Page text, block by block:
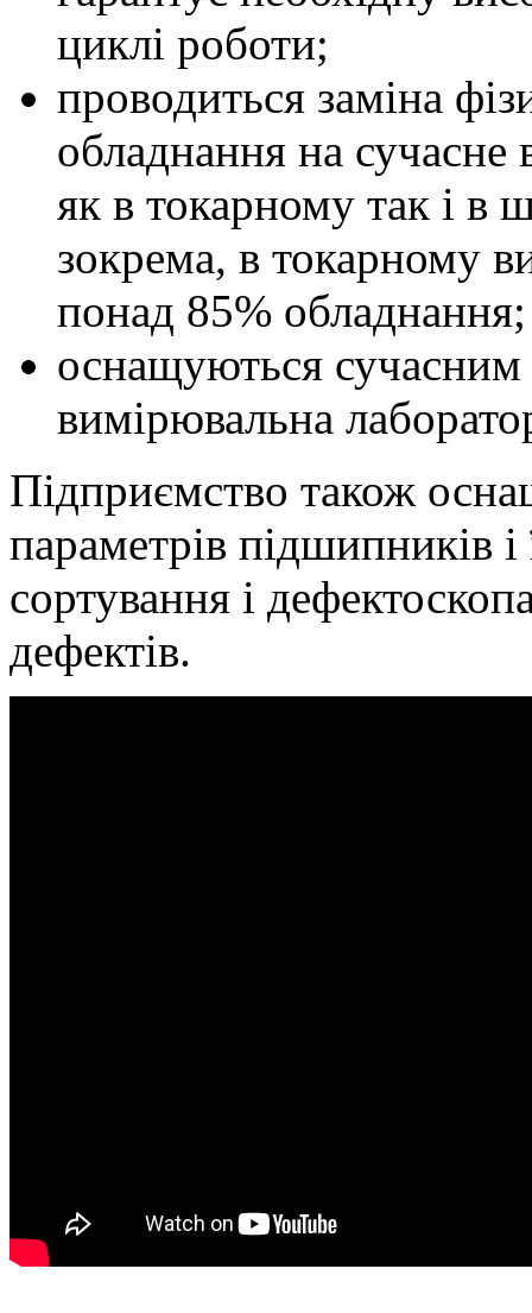
циклі роботи;
проводиться заміна
обладнання на
як в токарному так і в
зокрема, в токарному
понад 85% обладнання;
оснащуються
вимірювальна
Підприємство також
параметрів підшипників
сортування і
дефектів.